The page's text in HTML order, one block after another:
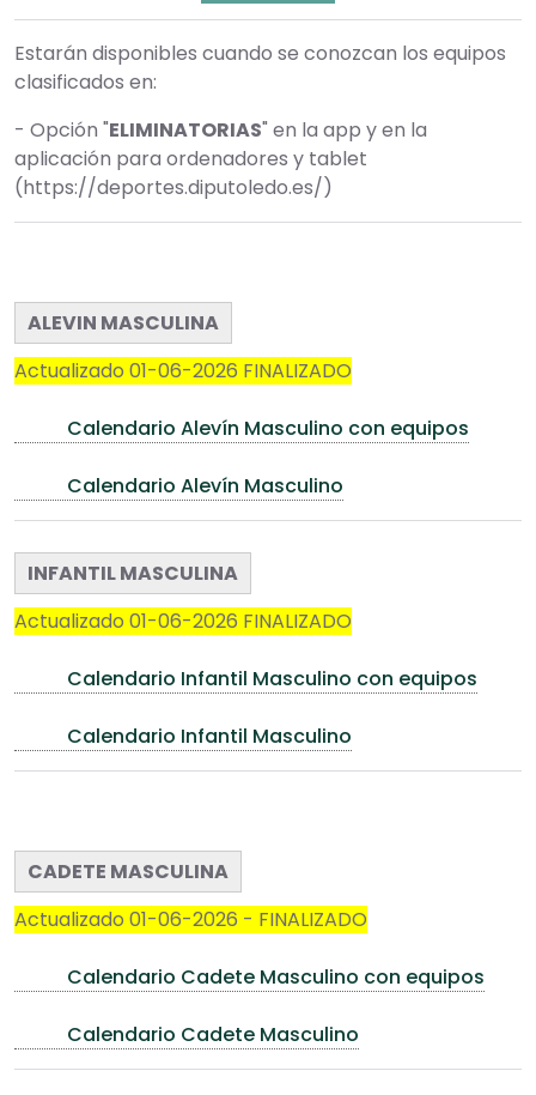
Estarán disponibles cuando se conozcan los equipos
clasificados en:
- Opción "ELIMINATORIAS" en la app y en la
aplicación para ordenadores y tablet
(https://deportes.diputoledo.es/)
ALEVIN MASCULINA
Actualizado 01-06-2026 FINALIZADO
Calendario Alevín Masculino con equipos
Calendario Alevín Masculino
INFANTIL MASCULINA
Actualizado 01-06-2026 FINALIZADO
Calendario Infantil Masculino con equipos
Calendario Infantil Masculino
CADETE MASCULINA
Actualizado 01-06-2026 - FINALIZADO
Calendario Cadete Masculino con equipos
Calendario Cadete Masculino